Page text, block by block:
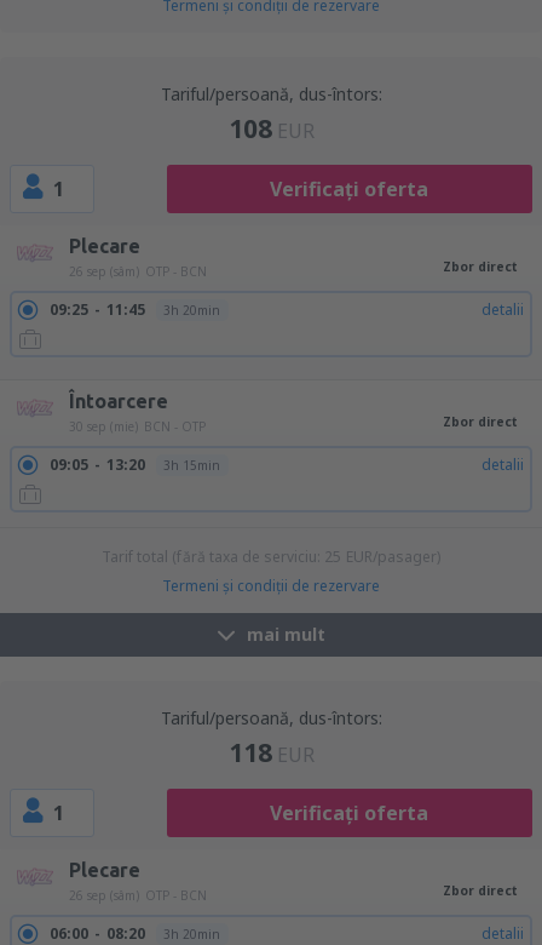
Termeni şi condiţii de rezervare
Tariful/persoană, dus-întors:
108 EUR
1 Verificați oferta
Plecare
26 sep (sâm) OTP - BCN Zbor direct
09:25 11:45 3h 20min detalii
Întoarcere
30 sep (mie) BCN - OTP Zbor direct
09:05 13:20 3h 15min detalii
Tarif total (fără taxa de serviciu: 25 EUR/pasager)
Termeni şi condiţii de rezervare
mai mult
Tariful/persoană, dus-întors:
118 EUR
1 Verificați oferta
Plecare
26 sep (sâm) OTP - BCN Zbor direct
06:00 08:20 3h 20min detalii